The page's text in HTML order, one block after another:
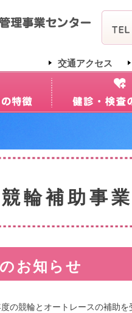
交通アクセス
競輪補助事
お知らせ
の競輪とオートレースの補助